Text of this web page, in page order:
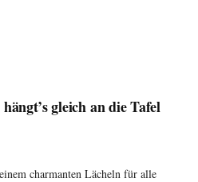
gleich an die Tafel
charmanten Lächeln für alle